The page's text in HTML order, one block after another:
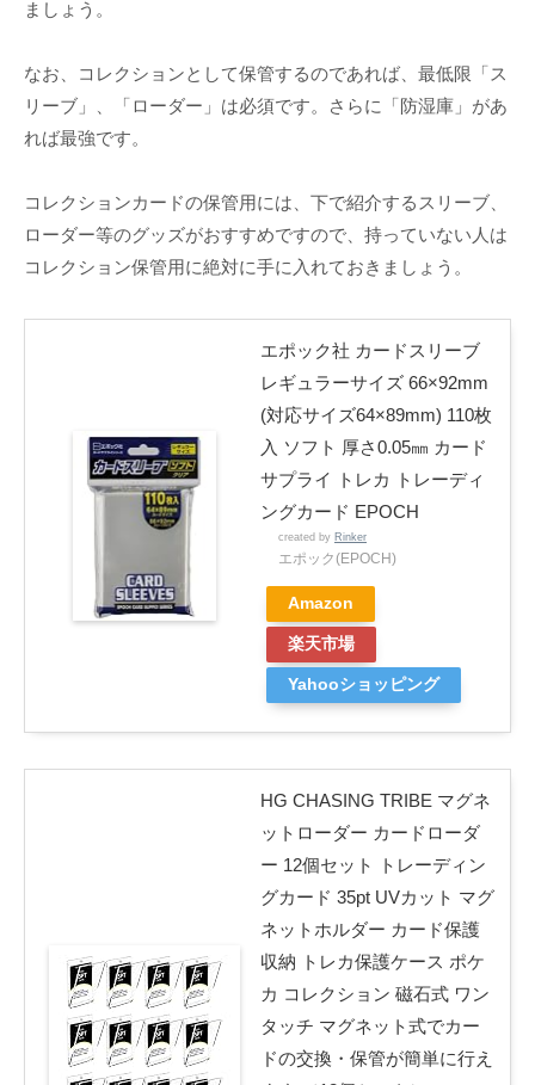
ましょう。
なお、コレクションとして保管するのであれば、最低限「ス
リーブ」、「ローダー」は必須です。さらに「防湿庫」があ
れば最強です。
コレクションカードの保管用には、下で紹介するスリーブ、
ローダー等のグッズがおすすめですので、持っていない人は
コレクション保管用に絶対に手に入れておきましょう。
エポック社 カードスリーブ
レギュラーサイズ 66×92mm
(対応サイズ64×89mm) 110枚
入 ソフト 厚さ0.05㎜ カード
サプライ トレカ トレーディ
ングカード EPOCH
created by Rinker
エポック(EPOCH)
Amazon
楽天市場
Yahooショッピング
HG CHASING TRIBE マグネ
ットローダー カードローダ
ー 12個セット トレーディン
グカード 35pt UVカット マグ
ネットホルダー カード保護
収納 トレカ保護ケース ポケ
カ コレクション 磁石式 ワン
タッチ マグネット式でカー
ドの交換・保管が簡単に行え